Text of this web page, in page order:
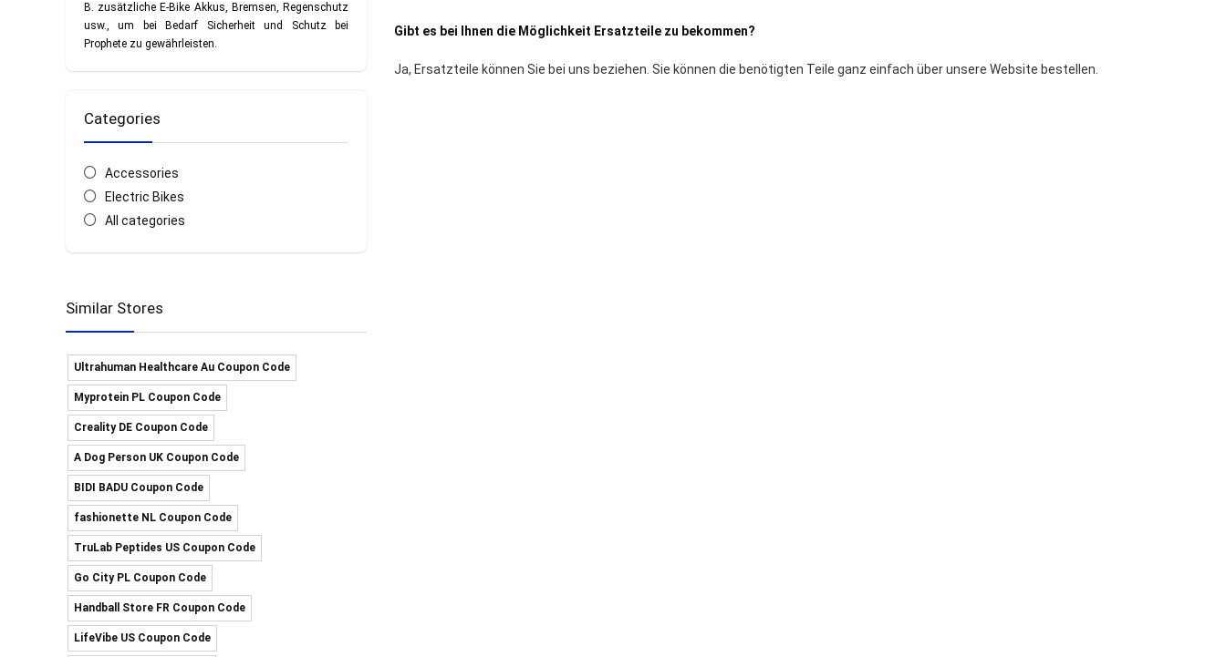
B. zusätzliche E-Bike Akkus, Bremsen, Regenschutz
usw., um bei Bedarf Sicherheit und Schutz bei
Prophete zu gewährleisten.
Categories
Accessories
Electric Bikes
All categories
Gibt es bei Ihnen die Möglichkeit Ersatzteile zu bekommen?
Ja, Ersatzteile können Sie bei uns beziehen. Sie können die benötigten Teile ganz einfach über unsere Website bestellen.
Similar Stores
Ultrahuman Healthcare Au Coupon Code
Myprotein PL Coupon Code
Creality DE Coupon Code
A Dog Person UK Coupon Code
BIDI BADU Coupon Code
fashionette NL Coupon Code
TruLab Peptides US Coupon Code
Go City PL Coupon Code
Handball Store FR Coupon Code
LifeVibe US Coupon Code